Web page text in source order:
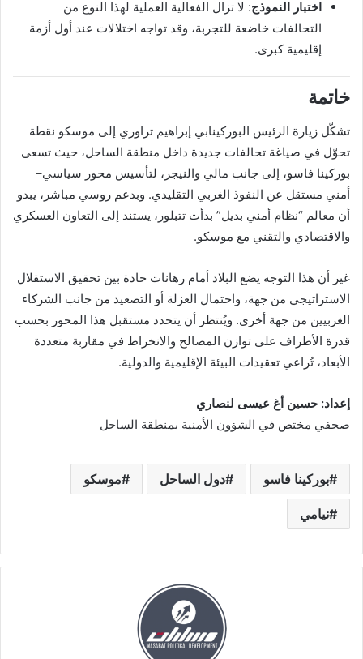
اختبار النموذج: لا تزال الفعالية العملية لهذا النوع من
التحالفات خاضعة للتجربة، وقد تواجه اختلالات عند أول أزمة
إقليمية كبرى.
خاتمة
تشكّل زيارة الرئيس البوركينابي إبراهيم تراوري إلى موسكو نقطة
تحوّل في صياغة تحالفات جديدة داخل منطقة الساحل، حيث تسعى
بوركينا فاسو، إلى جانب مالي والنيجر، لتأسيس محور سياسي–
أمني مستقل عن النفوذ الغربي التقليدي. وبدعم روسي مباشر، يبدو
أن معالم “نظام أمني بديل” بدأت تتبلور، يستند إلى التعاون العسكري
والاقتصادي والتقني مع موسكو.
غير أن هذا التوجه يضع البلاد أمام رهانات حادة بين تحقيق الاستقلال
الاستراتيجي من جهة، واحتمال العزلة أو التصعيد من جانب الشركاء
الغربيين من جهة أخرى. ويُنتظر أن يتحدد مستقبل هذا المحور بحسب
قدرة الأطراف على توازن المصالح والانخراط في مقاربة متعددة
الأبعاد، تُراعي تعقيدات البيئة الإقليمية والدولية.
إعداد: حسين أغ عيسى لنصاري
صحفي مختص في الشؤون الأمنية بمنطقة الساحل
بوركينا فاسو دول الساحل موسكو
نيامي